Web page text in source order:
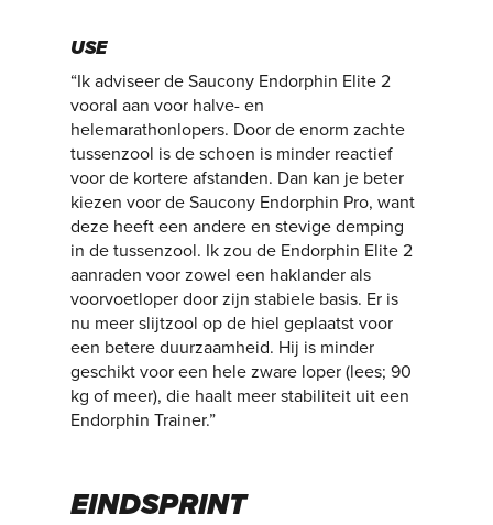
USE
“Ik adviseer de Saucony Endorphin Elite 2
vooral aan voor halve- en
helemarathonlopers. Door de enorm zachte
tussenzool is de schoen is minder reactief
voor de kortere afstanden. Dan kan je beter
kiezen voor de Saucony Endorphin Pro, want
deze heeft een andere en stevige demping
in de tussenzool. Ik zou de Endorphin Elite 2
aanraden voor zowel een haklander als
voorvoetloper door zijn stabiele basis. Er is
nu meer slijtzool op de hiel geplaatst voor
een betere duurzaamheid. Hij is minder
geschikt voor een hele zware loper (lees; 90
kg of meer), die haalt meer stabiliteit uit een
Endorphin Trainer.”
EINDSPRINT